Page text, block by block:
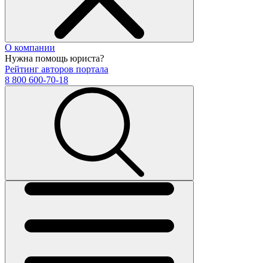
О компании
Нужна помощь юриста?
Рейтинг авторов портала
8 800 600-70-18